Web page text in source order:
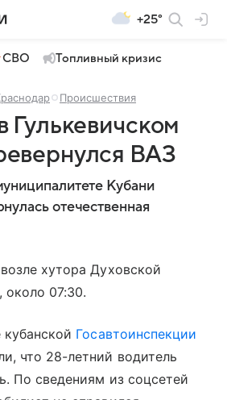
+25°
СВО Топливный кризис
Происшествия
Гулькевичском
ВАЗ
Кубани
отечественная
хутора Духовской
около 07:30.
Госавтоинспекции
что 28-летний водитель
По сведениям из соцсетей